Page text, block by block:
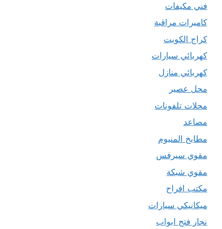
فني مكيفات
كاميرات مراقبة
كراج الكويت
كهربائي سيارات
كهربائي منازل
محل عصير
محلات تلفونات
مصاعد
مطابخ المنيوم
مقوي سيرفس
مقوي شبكة
مكتب افراح
ميكانيكي سيارات
نجار فتح ابواب